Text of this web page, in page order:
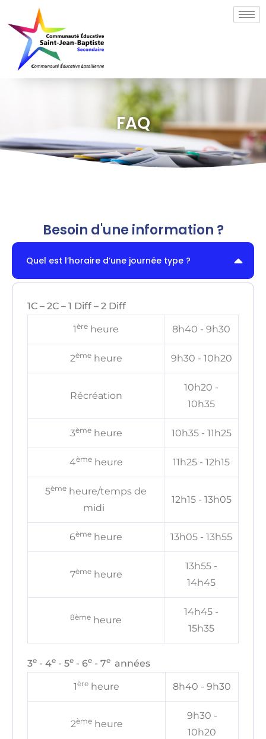
FAQ
Besoin d'une information ?
Quel est l’horaire d’une journée type ?
1C – 2C – 1 Diff – 2 Diff
1ère heure 8h40 - 9h30
2èmeheure 9h30 - 10h20
Récréation
10h20 -
10h35
3èmeheure 10h35 - 11h25
4èmeheure 11h25 - 12h15
5ème heure/temps de
midi
12h15 - 13h05
6ème heure 13h05 - 13h55
7èmeheure
13h55 -
14h45
8ème heure
14h45 -
15h35
3e - 4e - 5e - 6e - 7e années
1ère heure 8h40 - 9h30
2èmeheure
9h30 -
10h20